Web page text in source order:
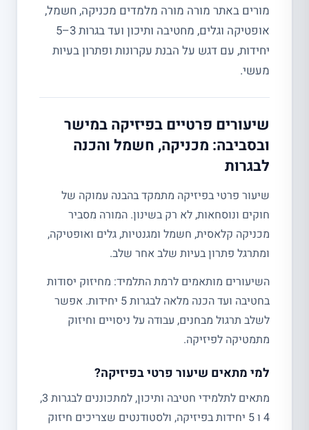
מורים באתר מורה מורה מלמדים מכניקה, חשמל,
אופטיקה וגלים, מחטיבה ותיכון ועד בגרות 3–5
יחידות, עם דגש על הבנת עקרונות ופתרון בעיות
מעשי.
שיעורים פרטיים בפיזיקה במישר
ובסביבה: מכניקה, חשמל והכנה
לבגרות
שיעור פרטי בפיזיקה מתמקד בהבנה עמוקה של
חוקים ונוסחאות, לא רק בשינון. המורה מסביר
מכניקה קלאסית, חשמל ומגנטיות, גלים ואופטיקה,
ומתרגל פתרון בעיות שלב אחר שלב.
השיעורים מותאמים לרמת התלמיד: מחיזוק יסודות
בחטיבה ועד הכנה מלאה לבגרות 5 יחידות. אפשר
לשלב תרגול מבחנים, עבודה על ניסויים וחיזוק
מתמטיקה לפיזיקה.
למי מתאים שיעור פרטי בפיזיקה?
מתאים לתלמידי חטיבה ותיכון, למתכוננים לבגרות 3,
4 ו 5 יחידות בפיזיקה, ולסטודנטים שצריכים חיזוק